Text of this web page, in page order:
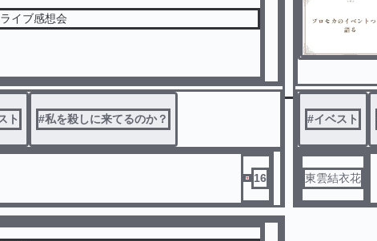
3
イブ感想会
ト #私を殺しに来てるのか？
16
#イベスト
東雲結衣花